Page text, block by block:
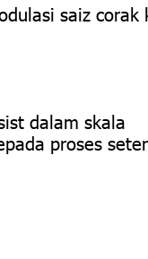
saiz corak
dalam skala
proses